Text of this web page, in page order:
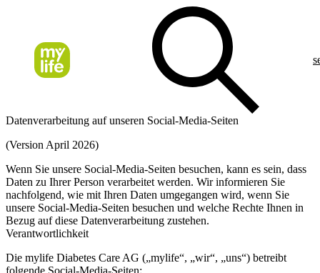
Datenverarbeitung auf unseren Social-Media-Seiten
(Version April 2026)
Wenn Sie unsere Social-Media-Seiten besuchen, kann es sein, dass
Daten zu Ihrer Person verarbeitet werden. Wir informieren Sie
nachfolgend, wie mit Ihren Daten umgegangen wird, wenn Sie
unsere Social-Media-Seiten besuchen und welche Rechte Ihnen in
Bezug auf diese Datenverarbeitung zustehen.
Verantwortlichkeit
Die mylife Diabetes Care AG („mylife“, „wir“, „uns“) betreibt
folgende Social-Media-Seiten: